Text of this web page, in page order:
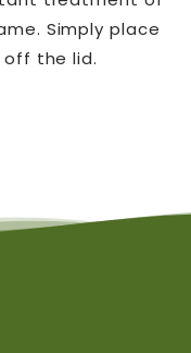
Simply place
the lid.